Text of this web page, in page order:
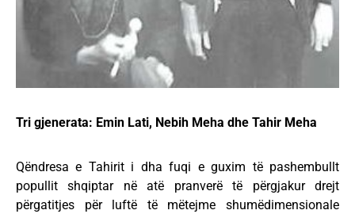
Tri gjenerata: Emin Lati, Nebih Meha dhe Tahir Meha
Qëndresa e Tahirit i dha fuqi e guxim të pashembullt
popullit shqiptar në atë pranverë të përgjakur drejt
përgatitjes për luftë të mëtejme shumëdimensionale